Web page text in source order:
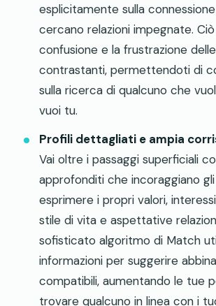
esplicitamente sulla
cercano relazioni impegnate.
confusione e la frustrazione
contrastanti, permettendoti di
sulla ricerca di qualcuno che
vuoi tu.
Profili dettagliati e ampia
Vai oltre i passaggi superficiali
approfonditi che incoraggiano
esprimere i propri valori,
stile di vita e aspettative
sofisticato algoritmo di Match
informazioni per suggerire
compatibili, aumentando le tue
trovare qualcuno in linea con i